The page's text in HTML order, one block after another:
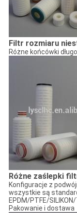
Filtr rozmiaru
Różne końcówki
Różne zaślepki
Konfiguracje z
wszystkie są
EPDM/PTFE/SILIKON/
Pakowanie i dostawa